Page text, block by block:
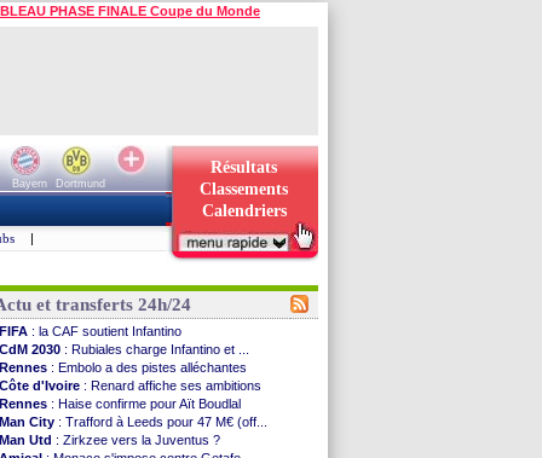
PHASE FINALE Coupe du Monde
Bayern
Dortmund
Résultats
Classements
Calendriers
|
et transferts 24h/24
FIFA : la CAF soutient Infantino
CdM 2030 : Rubiales charge Infantino et ...
Rennes : Embolo a des pistes alléchantes
Côte d'Ivoire : Renard affiche ses ambitions
Rennes : Haise confirme pour Aït Boudlal
Man City : Trafford à Leeds pour 47 M€ (off...
Man Utd : Zirkzee vers la Juventus ?